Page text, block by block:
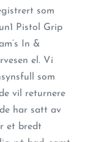
som
Pistol Grip
In &
el. Vi
som
vil returnere
har satt av
et bredt